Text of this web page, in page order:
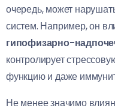
очередь, может
систем. Например, он
гипофизарно-
контролирует
функцию и даже
Не менее значимо